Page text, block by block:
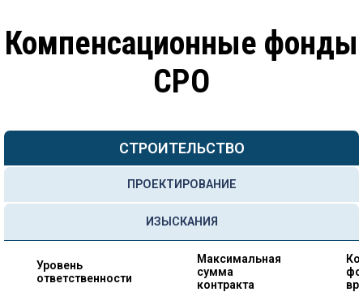
Компенсационные фонды
СРО
СТРОИТЕЛЬСТВО
ПРОЕКТИРОВАНИЕ
ИЗЫСКАНИЯ
Уровень
ответственности
Максимальная
сумма
контракта